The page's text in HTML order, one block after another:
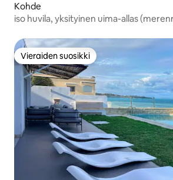
Kohde
iso huvila, yksityinen uima-allas
Vieraiden suosikki
Vieraiden suosikki